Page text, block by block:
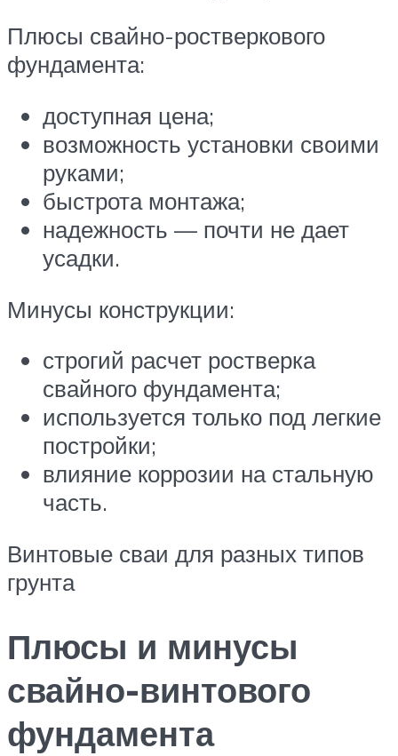
Плюсы свайно-ростверкового
фундамента:
доступная цена;
возможность установки своими
руками;
быстрота монтажа;
надежность — почти не дает
усадки.
Минусы конструкции:
строгий расчет ростверка
свайного фундамента;
используется только под легкие
постройки;
влияние коррозии на стальную
часть.
Винтовые сваи для разных типов
грунта
Плюсы и минусы
свайно-винтового
фундамента